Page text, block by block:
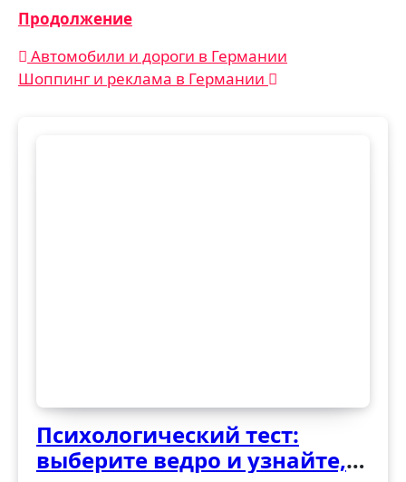
Продолжение
Навигация
по
Автомобили и дороги в Германии
Шоппинг и реклама в Германии
Психологический тест:
выберите ведро и узнайте,